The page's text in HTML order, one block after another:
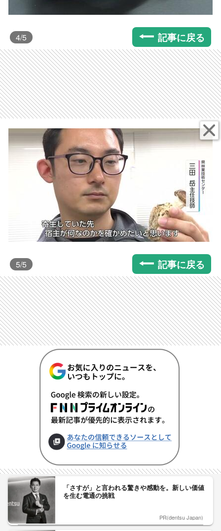
4/5 記事に戻る
5/5 記事に戻る
「さすが」と言われる驚きや感動を。新しい価値
を生む電通の挑戦
PR(dentsu Japan)